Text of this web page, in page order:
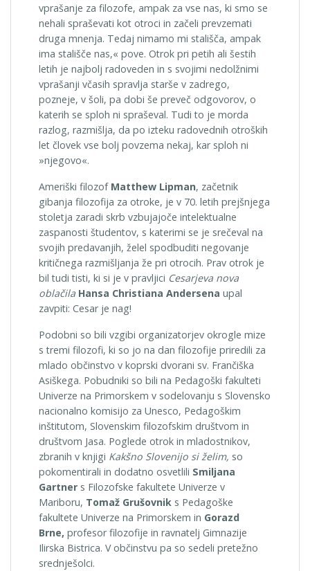
vprašanje za filozofe, ampak za vse nas, ki smo se
nehali spraševati kot otroci in začeli prevzemati
druga mnenja. Tedaj nimamo mi stališča, ampak
ima stališče nas,« pove. Otrok pri petih ali šestih
letih je najbolj radoveden in s svojimi nedolžnimi
vprašanji včasih spravlja starše v zadrego,
pozneje, v šoli, pa dobi še preveč odgovorov, o
katerih se sploh ni spraševal. Tudi to je morda
razlog, razmišlja, da po izteku radovednih otroških
let človek vse bolj povzema nekaj, kar sploh ni
»njegovo«.
Ameriški filozof Matthew Lipman, začetnik
gibanja filozofija za otroke, je v 70. letih prejšnjega
stoletja zaradi skrb vzbujajoče intelektualne
zaspanosti študentov, s katerimi se je srečeval na
svojih predavanjih, želel spodbuditi negovanje
kritičnega razmišljanja že pri otrocih. Prav otrok je
bil tudi tisti, ki si je v pravljici Cesarjeva nova
oblačila Hansa Christiana Andersena upal
zavpiti: Cesar je nag!
Podobni so bili vzgibi organizatorjev okrogle mize
s tremi filozofi, ki so jo na dan filozofije priredili za
mlado občinstvo v koprski dvorani sv. Frančiška
Asiškega. Pobudniki so bili na Pedagoški fakulteti
Univerze na Primorskem v sodelovanju s Slovensko
nacionalno komisijo za Unesco, Pedagoškim
inštitutom, Slovenskim filozofskim društvom in
društvom Jasa. Poglede otrok in mladostnikov,
zbranih v knjigi Kakšno Slovenijo si želim, so
pokomentirali in dodatno osvetlili Smiljana
Gartner s Filozofske fakultete Univerze v
Mariboru, Tomaž Grušovnik s Pedagoške
fakultete Univerze na Primorskem in Gorazd
Brne, profesor filozofije in ravnatelj Gimnazije
Ilirska Bistrica. V občinstvu pa so sedeli pretežno
srednješolci.